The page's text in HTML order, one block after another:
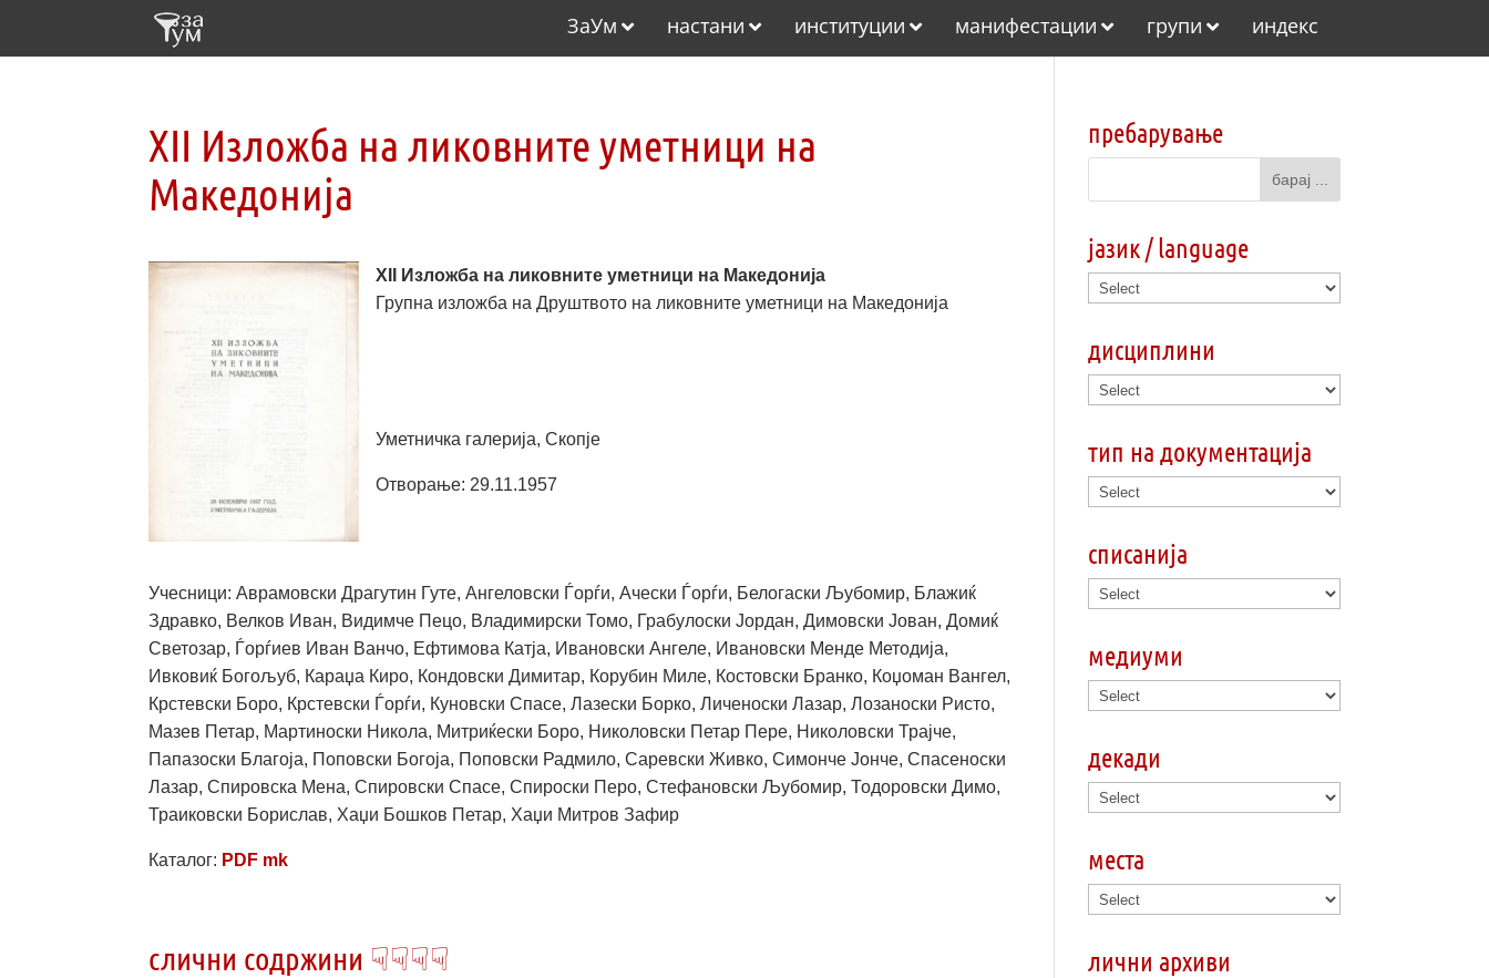
ЗаУм настани институции манифестации групи индекс
XII Изложба на ликовните уметници на
Македонија
XII Изложба на ликовните уметници на Македонија
Групна изложба на Друштвото на ликовните уметници на Македонија
Уметничка галерија, Скопје
Отворање: 29.11.1957
Учесници: Аврамовски Драгутин Гуте, Ангеловски Ѓорѓи, Ачески Ѓорѓи, Белогаски Љубомир, Блажиќ
Здравко, Велков Иван, Видимче Пецо, Владимирски Томо, Грабулоски Јордан, Димовски Јован, Домиќ
Светозар, Ѓорѓиев Иван Ванчо, Ефтимова Катја, Ивановски Ангеле, Ивановски Менде Методија,
Ивковиќ Богољуб, Караџа Киро, Кондовски Димитар, Корубин Миле, Костовски Бранко, Коџоман Вангел,
Крстевски Боро, Крстевски Ѓорѓи, Куновски Спасе, Лазески Борко, Личеноски Лазар, Лозаноски Ристо,
Мазев Петар, Мартиноски Никола, Митриќески Боро, Николовски Петар Пере, Николовски Трајче,
Папазоски Благоја, Поповски Богоја, Поповски Радмило, Саревски Живко, Симонче Јонче, Спасеноски
Лазар, Спировска Мена, Спировски Спасе, Спироски Перо, Стефановски Љубомир, Тодоровски Димо,
Траиковски Борислав, Хаџи Бошков Петар, Хаџи Митров Зафир
Каталог: PDF mk
слични содржини ☟☟☟☟
пребарување
јазик / language
дисциплини
тип на документација
списанија
медиуми
декади
места
лични архиви